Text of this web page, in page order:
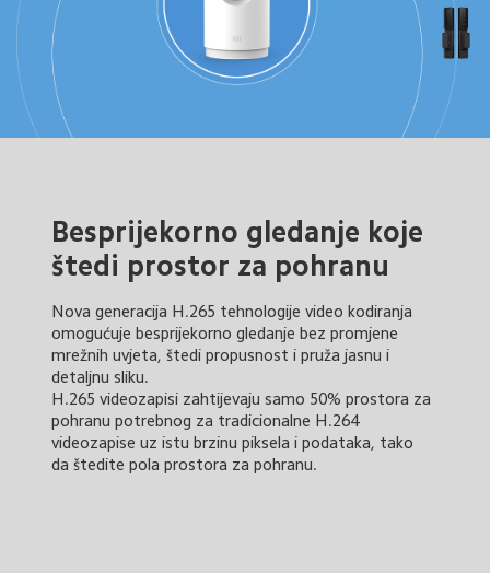
Besprijekorno gledanje koje
štedi prostor za pohranu
Nova generacija H.265 tehnologije video kodiranja
omogućuje besprijekorno gledanje bez promjene
mrežnih uvjeta, štedi propusnost i pruža jasnu i
detaljnu sliku.
H.265 videozapisi zahtijevaju samo 50% prostora za
pohranu potrebnog za tradicionalne H.264
videozapise uz istu brzinu piksela i podataka, tako
da štedite pola prostora za pohranu.